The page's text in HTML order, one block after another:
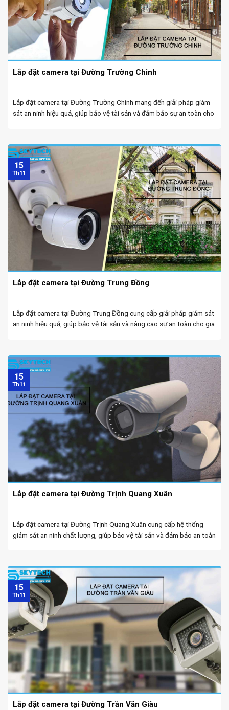
Lắp đặt camera tại Đường Trường Chinh
Lắp đặt camera tại Đường Trường Chinh mang đến giải pháp giám
sát an ninh hiệu quả, giúp bảo vệ tài sản và đảm bảo sự an toàn cho
Lắp đặt camera tại Đường Trung Đồng
Lắp đặt camera tại Đường Trung Đồng cung cấp giải pháp giám sát
an ninh hiệu quả, giúp bảo vệ tài sản và nâng cao sự an toàn cho gia
15
Th11
Lắp đặt camera tại Đường Trịnh Quang Xuân
Lắp đặt camera tại Đường Trịnh Quang Xuân cung cấp hệ thống
giám sát an ninh chất lượng, giúp bảo vệ tài sản và đảm bảo an toàn
15
Th11
Lắp đặt camera tại Đường Trần Văn Giàu
15
Th11